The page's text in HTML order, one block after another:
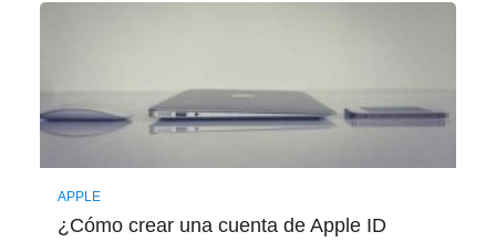
APPLE
¿Cómo crear una cuenta de Apple ID